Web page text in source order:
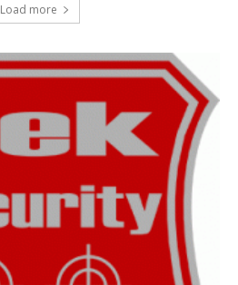
Load more